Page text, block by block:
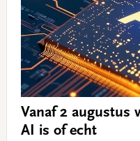
Vanaf 2 augustus
AI is of echt